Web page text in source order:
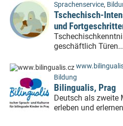
Sprachenservice,
Tschechisch-
und
geschäftlich
Bildung
Bilingualis, Prag
Deutsch als zweite
erleben und